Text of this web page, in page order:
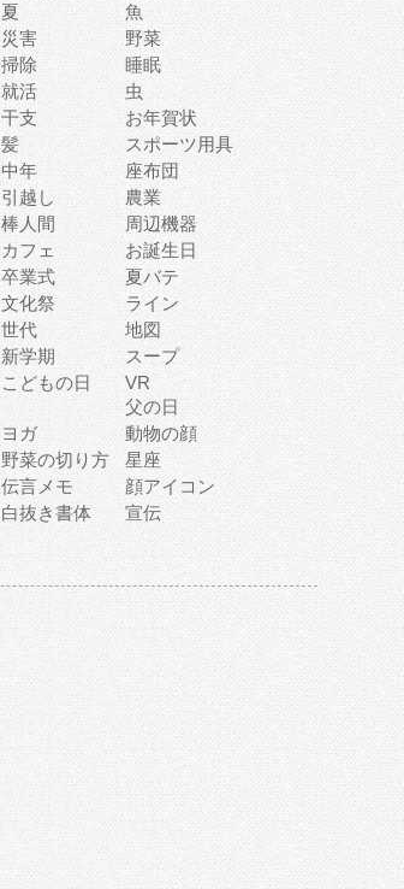
夏
魚
災害
野菜
掃除
睡眠
就活
虫
干支
お年賀状
髪
スポーツ用具
中年
座布団
引越し
農業
棒人間
周辺機器
カフェ
お誕生日
卒業式
夏バテ
文化祭
ライン
世代
地図
新学期
スープ
こどもの日
VR
父の日
ヨガ
動物の顔
野菜の切り方
星座
伝言メモ
顔アイコン
白抜き書体
宣伝